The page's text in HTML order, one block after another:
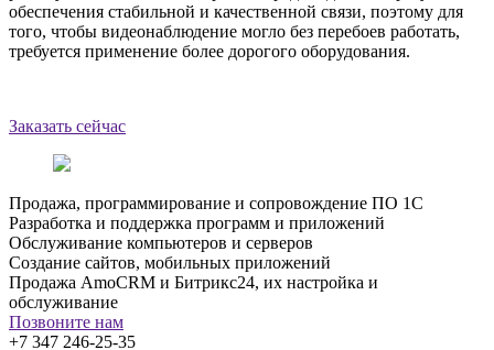
обеспечения стабильной и качественной связи, поэтому для
того, чтобы видеонаблюдение могло без перебоев работать,
требуется применение более дорогого оборудования.
Заказать сейчас
Продажа, программирование и сопровождение ПО 1С
Разработка и поддержка программ и приложений
Обслуживание компьютеров и серверов
Создание сайтов, мобильных приложений
Продажа AmoCRM и Битрикс24, их настройка и
обслуживание
Позвоните нам
+7 347 246-25-35